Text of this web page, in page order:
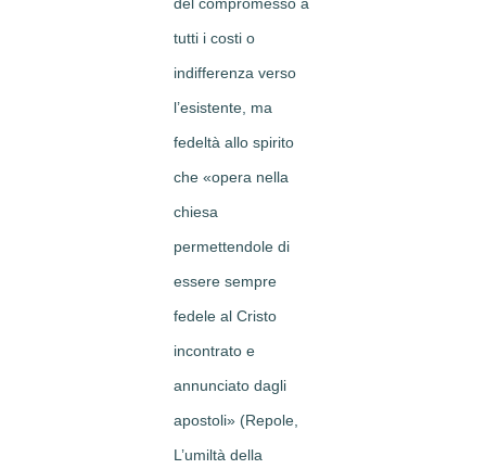
tutti i costi o
indifferenza verso
l’esistente, ma
fedeltà allo spirito
che «opera nella
chiesa
permettendole di
essere sempre
fedele al Cristo
incontrato e
annunciato dagli
apostoli» (Repole,
L’umiltà della